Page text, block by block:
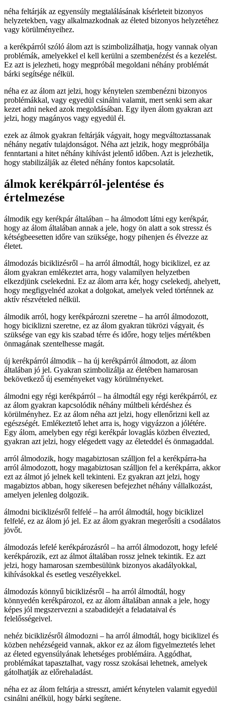
néha feltárják az egyensúly megtalálásának kísérleteit bizonyos
helyzetekben, vagy alkalmazkodnak az életed bizonyos helyzetéhez
vagy körülményeihez.
a kerékpárról szóló álom azt is szimbolizálhatja, hogy vannak olyan
problémák, amelyekkel el kell kerülni a szembenézést és a kezelést.
Ez azt is jelezheti, hogy megpróbál megoldani néhány problémát
bárki segítsége nélkül.
néha ez az álom azt jelzi, hogy kénytelen szembenézni bizonyos
problémákkal, vagy egyedül csinálni valamit, mert senki sem akar
kezet adni neked azok megoldásában. Egy ilyen álom gyakran azt
jelzi, hogy magányos vagy egyedül él.
ezek az álmok gyakran feltárják vágyait, hogy megváltoztassanak
néhány negatív tulajdonságot. Néha azt jelzik, hogy megpróbálja
fenntartani a hitet néhány kihívást jelentő időben. Azt is jelezhetik,
hogy stabilizálják az életed néhány fontos kapcsolatát.
álmok kerékpárról-jelentése és
értelmezése
álmodik egy kerékpár általában – ha álmodott látni egy kerékpár,
hogy az álom általában annak a jele, hogy ön alatt a sok stressz és
kétségbeesetten időre van szüksége, hogy pihenjen és élvezze az
életet.
álmodozás biciklizésről – ha arról álmodtál, hogy biciklizel, ez az
álom gyakran emlékeztet arra, hogy valamilyen helyzetben
elkezdjünk cselekedni. Ez az álom arra kér, hogy cselekedj, ahelyett,
hogy megfigyelnéd azokat a dolgokat, amelyek veled történnek az
aktív részvételed nélkül.
álmodik arról, hogy kerékpározni szeretne – ha arról álmodozott,
hogy biciklizni szeretne, ez az álom gyakran tükrözi vágyait, és
szüksége van egy kis szabad térre és időre, hogy teljes mértékben
önmagának szentelhesse magát.
új kerékpárról álmodik – ha új kerékpárról álmodott, az álom
általában jó jel. Gyakran szimbolizálja az életében hamarosan
bekövetkező új eseményeket vagy körülményeket.
álmodni egy régi kerékpárról – ha álmodtál egy régi kerékpárról, ez
az álom gyakran kapcsolódik néhány múltbeli kérdéshez és
körülményhez. Ez az álom néha azt jelzi, hogy ellenőrizni kell az
egészségét. Emlékeztető lehet arra is, hogy vigyázzon a jólétére.
Egy álom, amelyben egy régi kerékpár lovaglás közben élvezted,
gyakran azt jelzi, hogy elégedett vagy az életeddel és önmagaddal.
arról álmodozik, hogy magabiztosan szálljon fel a kerékpárra-ha
arról álmodozott, hogy magabiztosan szálljon fel a kerékpárra, akkor
ezt az álmot jó jelnek kell tekinteni. Ez gyakran azt jelzi, hogy
magabiztos abban, hogy sikeresen befejezhet néhány vállalkozást,
amelyen jelenleg dolgozik.
álmodni biciklizésről felfelé – ha arról álmodtál, hogy biciklizel
felfelé, ez az álom jó jel. Ez az álom gyakran megerősíti a csodálatos
jövőt.
álmodozás lefelé kerékpározásról – ha arról álmodozott, hogy lefelé
kerékpározik, ezt az álmot általában rossz jelnek tekintik. Ez azt
jelzi, hogy hamarosan szembesülünk bizonyos akadályokkal,
kihívásokkal és esetleg veszélyekkel.
álmodozás könnyű biciklizésről – ha arról álmodtál, hogy
könnyedén kerékpározol, ez az álom általában annak a jele, hogy
képes jól megszervezni a szabadidejét a feladataival és
felelősségeivel.
nehéz biciklizésről álmodozni – ha arról álmodtál, hogy biciklizel és
közben nehézségeid vannak, akkor ez az álom figyelmeztetés lehet
az életed egyensúlyának lehetséges problémáira. Aggódhat,
problémákat tapasztalhat, vagy rossz szokásai lehetnek, amelyek
gátolhatják az előrehaladást.
néha ez az álom feltárja a stresszt, amiért kénytelen valamit egyedül
csinálni anélkül, hogy bárki segítene.